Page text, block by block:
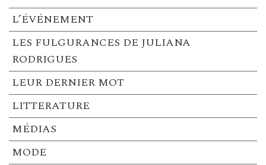
L’ÉVÉNEMENT
LES FULGURANCES DE JULIANA
RODRIGUES
LEUR DERNIER MOT
LITTERATURE
MÉDIAS
MODE